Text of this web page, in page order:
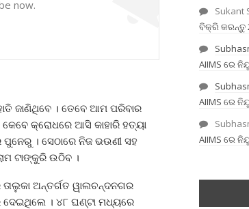
now.
ଜାଣିଥିବେ । ତେବେ ଆମ ପରିବାର
କ୍ରୋଧରେ ଆସି କାହାରି ହତ୍ୟା
। ସେଠାରେ ନିଜ ଭଉଣୀ ସହ
ଟାଙ୍କୁରି ଉଠିବ ।
ଅନ୍ତର୍ଗତ ୱାଲଚନ୍ଦନଗର
ଦେଇଥିଲେ । ୪୮ ଘଣ୍ଟା ମଧ୍ୟରେ
Sukant
ବିକ୍ରି କରନ୍ତୁ
AIIMS ରେ
AIIMS ରେ
AIIMS ରେ